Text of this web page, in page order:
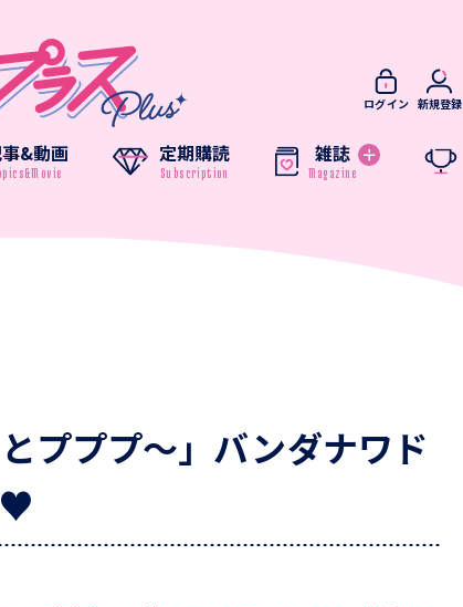
&動画 定期購読 雑誌
ログイン 新規登録
プププ～」バンダナワド
♥